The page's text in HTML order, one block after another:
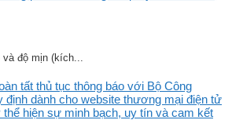
độ mịn (kích...
tất thủ tục thông báo với Bộ Công
định dành cho website thương mại điện tử
hiện sự minh bạch, uy tín và cam kết